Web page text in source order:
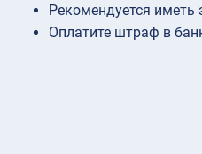
Рекомендуется
Оплатите штраф в